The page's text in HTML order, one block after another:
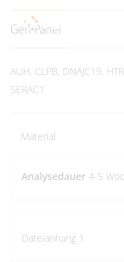
Gen Panel
AUH, CLPB, DNAJC19,
SERAC1
Material
Analysedauer 4-5
Dateianhang 1